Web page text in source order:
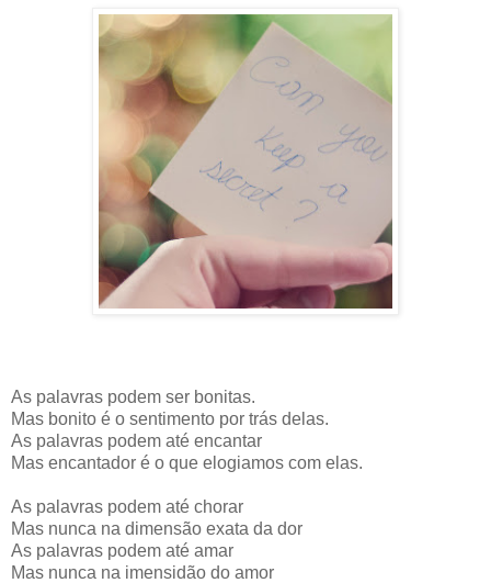
As palavras podem ser bonitas.
Mas bonito é o sentimento por trás delas.
As palavras podem até encantar
Mas encantador é o que elogiamos com elas.
As palavras podem até chorar
Mas nunca na dimensão exata da dor
As palavras podem até amar
Mas nunca na imensidão do amor